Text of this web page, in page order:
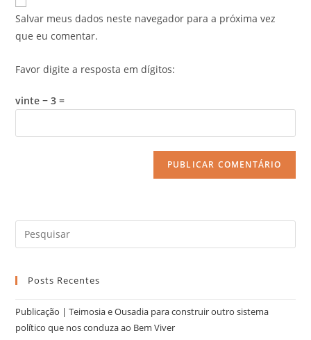
Salvar meus dados neste navegador para a próxima vez
que eu comentar.
Favor digite a resposta em dígitos:
vinte − 3 =
Posts Recentes
Publicação | Teimosia e Ousadia para construir outro sistema
político que nos conduza ao Bem Viver